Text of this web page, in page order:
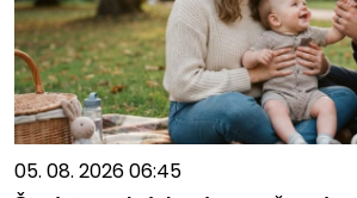
05. 08. 2026 06:45